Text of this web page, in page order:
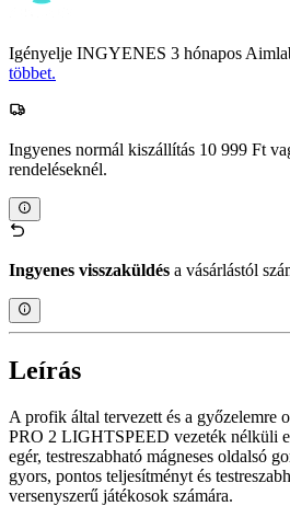
Igényelje INGYENES 3 hónapos
többet.
Ingyenes normál kiszállítás 10 999 Ft
rendeléseknél.
Ingyenes visszaküldés a vásárlástól
Leírás
A profik által tervezett és a győzelemre
PRO 2 LIGHTSPEED vezeték nélküli
egér, testreszabható mágneses oldalsó
gyors, pontos teljesítményt és
versenyszerű játékosok számára.